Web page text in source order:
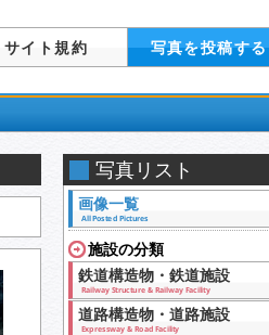
サイト規約 写真を投稿する
写真リスト
画像一覧
All Posted Pictures
施設の分類
鉄道構造物・鉄道施設
Railway Structure & Railway Facility
道路構造物・道路施設
Expressway & Road Facility